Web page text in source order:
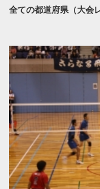
全ての都道府県（大会